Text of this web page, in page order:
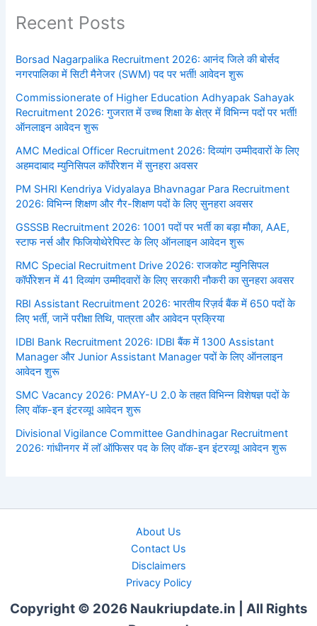
Recent Posts
Borsad Nagarpalika Recruitment 2026: आनंद जिले की बोर्सद
नगरपालिका में सिटी मैनेजर (SWM) पद पर भर्ती! आवेदन शुरू
Commissionerate of Higher Education Adhyapak Sahayak
Recruitment 2026: गुजरात में उच्च शिक्षा के क्षेत्र में विभिन्न पदों पर भर्ती!
ऑनलाइन आवेदन शुरू
AMC Medical Officer Recruitment 2026: दिव्यांग उम्मीदवारों के लिए
अहमदाबाद म्युनिसिपल कॉर्पोरेशन में सुनहरा अवसर
PM SHRI Kendriya Vidyalaya Bhavnagar Para Recruitment
2026: विभिन्न शिक्षण और गैर-शिक्षण पदों के लिए सुनहरा अवसर
GSSSB Recruitment 2026: 1001 पदों पर भर्ती का बड़ा मौका, AAE,
स्टाफ नर्स और फिजियोथेरेपिस्ट के लिए ऑनलाइन आवेदन शुरू
RMC Special Recruitment Drive 2026: राजकोट म्युनिसिपल
कॉर्पोरेशन में 41 दिव्यांग उम्मीदवारों के लिए सरकारी नौकरी का सुनहरा अवसर
RBI Assistant Recruitment 2026: भारतीय रिज़र्व बैंक में 650 पदों के
लिए भर्ती, जानें परीक्षा तिथि, पात्रता और आवेदन प्रक्रिया
IDBI Bank Recruitment 2026: IDBI बैंक में 1300 Assistant
Manager और Junior Assistant Manager पदों के लिए ऑनलाइन
आवेदन शुरू
SMC Vacancy 2026: PMAY-U 2.0 के तहत विभिन्न विशेषज्ञ पदों के
लिए वॉक-इन इंटरव्यू! आवेदन शुरू
Divisional Vigilance Committee Gandhinagar Recruitment
2026: गांधीनगर में लॉ ऑफिसर पद के लिए वॉक-इन इंटरव्यू! आवेदन शुरू
About Us
Contact Us
Disclaimers
Privacy Policy
Copyright © 2026 Naukriupdate.in | All Rights